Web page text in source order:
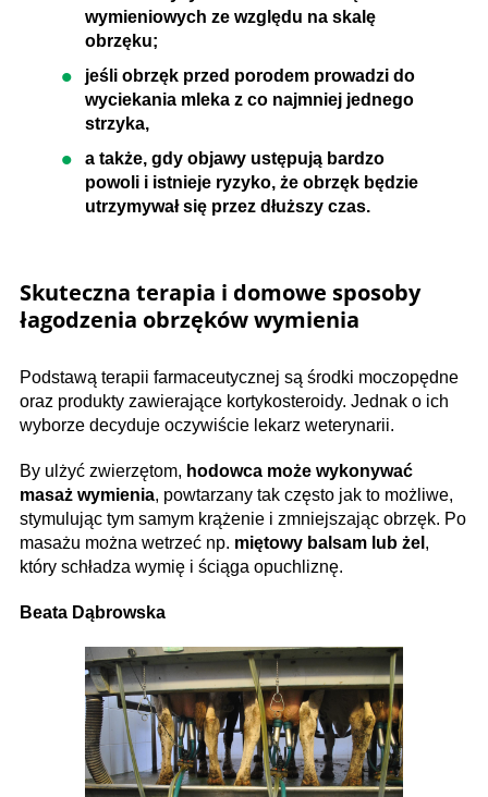
wymieniowych ze względu na skalę
obrzęku;
jeśli obrzęk przed porodem prowadzi do
wyciekania mleka z co najmniej jednego
strzyka,
a także, gdy objawy ustępują bardzo
powoli i istnieje ryzyko, że obrzęk będzie
utrzymywał się przez dłuższy czas.
Skuteczna terapia i domowe sposoby
łagodzenia obrzęków wymienia
Podstawą terapii farmaceutycznej są środki moczopędne
oraz produkty zawierające kortykosteroidy. Jednak o ich
wyborze decyduje oczywiście lekarz weterynarii.
By ulżyć zwierzętom, hodowca może wykonywać
masaż wymienia, powtarzany tak często jak to możliwe,
stymulując tym samym krążenie i zmniejszając obrzęk. Po
masażu można wetrzeć np. miętowy balsam lub żel ,
który schładza wymię i ściąga opuchliznę.
Beata Dąbrowska